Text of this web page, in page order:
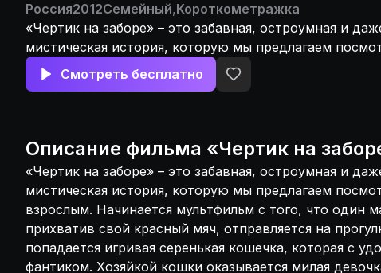
Россия2012Семейный,Короткометражка
«Чертик на заборе» – это забавная, остроумная и
мистическая история, которую мы предлагаем
детям и взрослым. Начинается мультфильм с того,
маленький мальчик, прихватив свой красный мяч,
оказывается милая девочка, которая уносит свою
Ну а наш герой продолжает путь и встречает… еще
этот раз не серую, а черную, как смоль. Каждому
не к добру. Но смелый мальчик идет дальше, не
счетом никакого внимания на приметы. Правда, уже
шагов он спотыкается, падает и произносит «Фу ты,
же с ним начинают твориться странные вещи.
Смотреть бесплатно
Описание фильма «Чертик на
«Чертик на заборе» – это забавная, остроумная и
мистическая история, которую мы предлагаем
взрослым. Начинается мультфильм с того, что один
прихватив свой красный мяч, отправляется на
попадается игривая серенькая кошечка, которая с
фантиком. Хозяйкой кошки оказывается милая